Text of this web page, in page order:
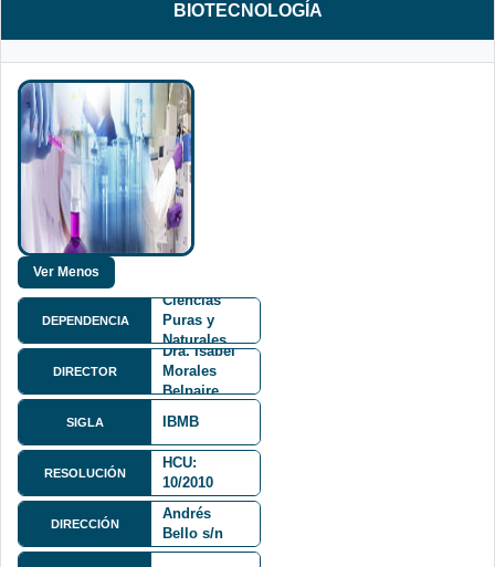
BIOTECNOLOGÍA
DEPENDENCIA
Ciencias
Puras y
Naturales
FCPN
DIRECTOR
Dra. Isabel
Morales
Belpaire
SIGLA IBMB
RESOLUCIÓN
HCU:
10/2010
DIRECCIÓN
Calle 27 y
Andrés
Bello s/n
Cota Cota